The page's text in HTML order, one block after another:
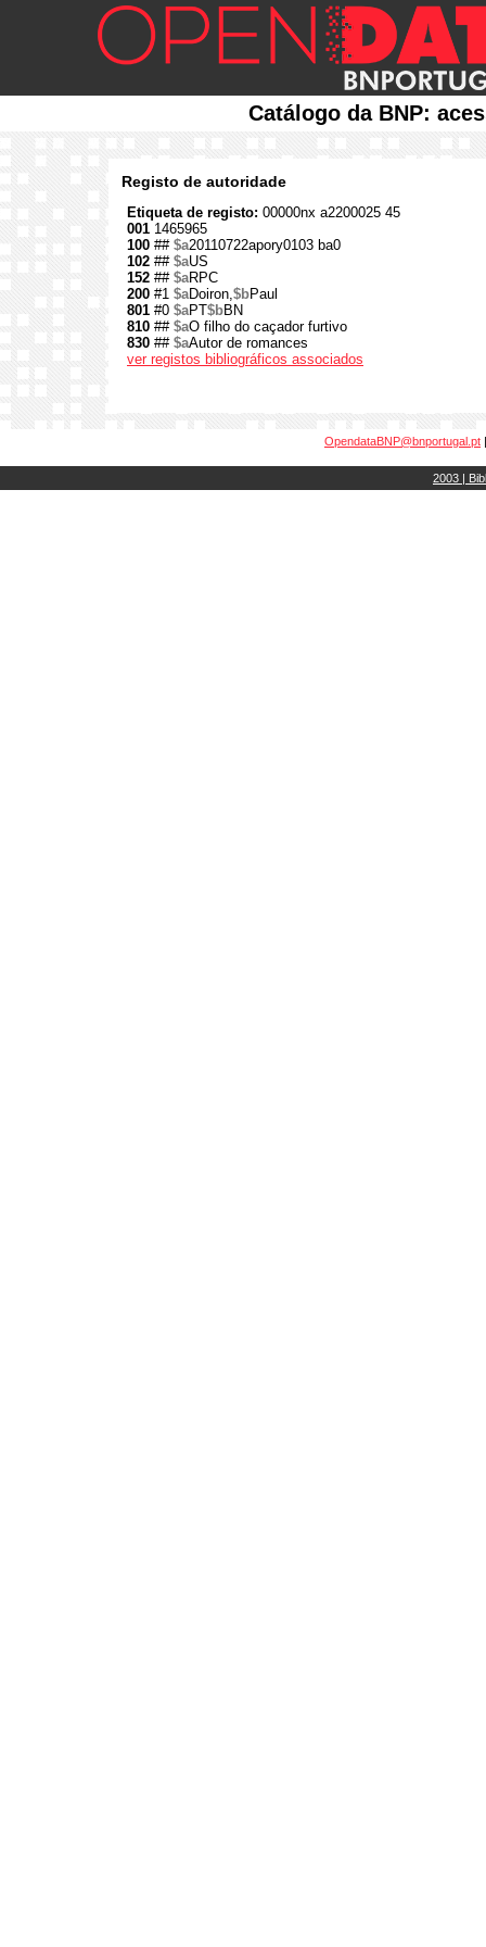
Catálogo da BNP:
Registo de autoridade
Etiqueta de registo: 00000nx a2200025 45
001 1465965
100 ## $a20110722apory0103 ba0
102 ## $aUS
152 ## $aRPC
200 #1 $aDoiron,$bPaul
801 #0 $aPT$bBN
810 ## $aO filho do caçador furtivo
830 ## $aAutor de romances
ver registos bibliográficos associados
OpendataBNP@bnportugal.pt
2003 |